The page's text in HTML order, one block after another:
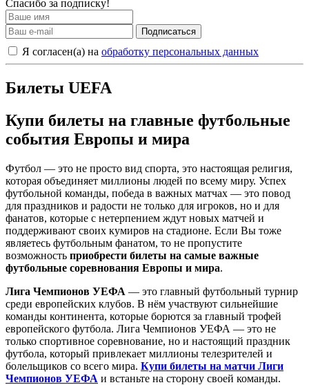
Спасибо за подписку!
Подписаться
Я согласен(а) на обработку персональных данных
Билеты UEFA
Купи билеты на главные футбольные
события Европы и мира
Футбол — это не просто вид спорта, это настоящая религия,
которая объединяет миллионы людей по всему миру. Успех
футбольной команды, победа в важных матчах — это повод
для праздников и радости не только для игроков, но и для
фанатов, которые с нетерпением ждут новых матчей и
поддерживают своих кумиров на стадионе. Если Вы тоже
являетесь футбольным фанатом, то не пропустите
возможность приобрести билеты на самые важные
футбольные соревнования Европы и мира.
Лига Чемпионов УЕФА — это главный футбольный турнир
среди европейских клубов. В нём участвуют сильнейшие
команды континента, которые борются за главный трофей
европейского футбола. Лига Чемпионов УЕФА — это не
только спортивное соревнование, но и настоящий праздник
футбола, который привлекает миллионы телезрителей и
болельщиков со всего мира. Купи билеты на матчи Лиги
Чемпионов УЕФА и встаньте на сторону своей команды.